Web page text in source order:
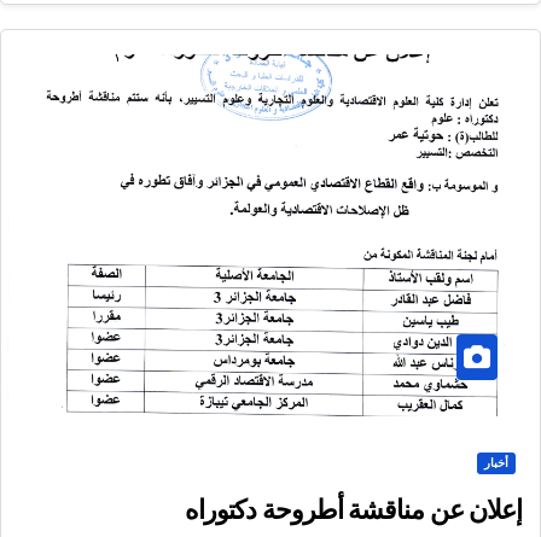
أخبار
إعلان عن مناقشة أطروحة دكتوراه